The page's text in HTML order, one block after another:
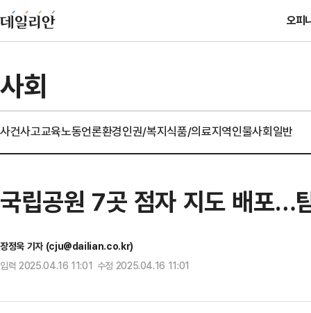
오피
사회
사건사고교육노동언론환경인권/복지식품/의료지역인물사회일반
국립공원 7곳 점자 지도 배포…
장정욱 기자 (cju@dailian.co.kr)
입력 2025.04.16 11:01 수정 2025.04.16 11:01